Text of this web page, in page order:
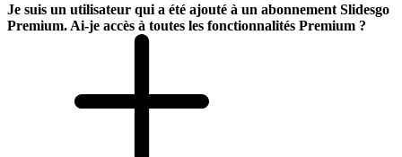
Je suis un utilisateur qui a été ajouté à un abonnement Slidesgo
Premium. Ai-je accès à toutes les fonctionnalités Premium ?